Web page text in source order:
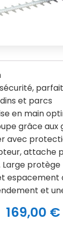
et parcs
en main
grâce aux
avec
attache
Large protège
espacement
et
169,00 €